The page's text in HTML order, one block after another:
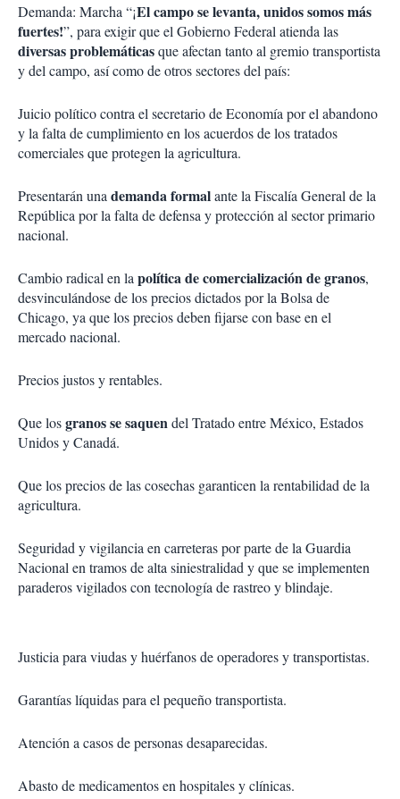
Demanda: Marcha “¡El campo se levanta, unidos somos más
fuertes!”, para exigir que el Gobierno Federal atienda las
diversas problemáticasque afectan tanto al gremio transportista
y del campo, así como de otros sectores del país:
Juicio político contra el secretario de Economía por el abandono
y la falta de cumplimiento en los acuerdos de los tratados
comerciales que protegen la agricultura.
Presentarán unademanda formalante la Fiscalía General de la
República por la falta de defensa y protección al sector primario
nacional.
Cambio radical en lapolítica de comercialización de granos,
desvinculándose de los precios dictados por la Bolsa de
Chicago, ya que los precios deben fijarse con base en el
mercado nacional.
Precios justos y rentables.
Que losgranos se saquendel Tratado entre México, Estados
Unidos y Canadá.
Que los precios de las cosechas garanticen la rentabilidad de la
agricultura.
Seguridad y vigilancia en carreteras por parte de la Guardia
Nacional en tramos de alta siniestralidad y que se implementen
paraderos vigilados con tecnología de rastreo y blindaje.
Justicia para viudas y huérfanos de operadores y transportistas.
Garantías líquidas para el pequeño transportista.
Atención a casos de personas desaparecidas.
Abasto de medicamentos en hospitales y clínicas.